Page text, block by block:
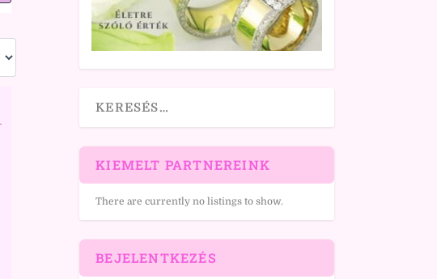
KIEMELT PARTNEREINK
There are currently no listings to show.
BEJELENTKEZÉS